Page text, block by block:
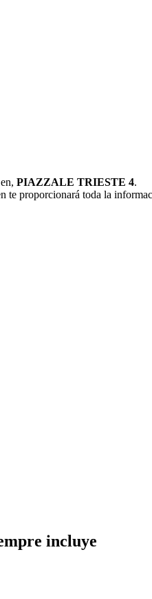
PIAZZALE TRIESTE 4.
proporcionará toda la
incluye